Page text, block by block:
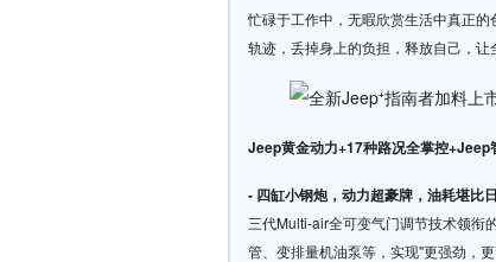
忙碌于工作中，无暇欣赏生活中真正
轨迹，丢掉身上的负担，释放自己，让
Jeep黄金动力+17种路况全掌控
- 四缸小钢炮，动力超豪牌，油耗堪比
三代Multi-air全可变气门调节技术领衔
管、变排量机油泵等，实现"更强劲，